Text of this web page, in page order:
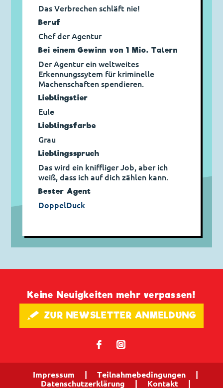
Das Verbrechen schläft nie!
Beruf
Chef der Agentur
Bei einem Gewinn von 1 Mio. Talern
Der Agentur ein weltweites
Erkennungssytem für kriminelle
Machenschaften spendieren.
Lieblingstier
Eule
Lieblingsfarbe
Grau
Lieblings­spruch
Das wird ein kniffliger Job, aber ich
weiß, dass ich auf dich zählen kann.
Bester Agent
DoppelDuck
Keine Neuigkeiten mehr verpassen!
🖋 ZUR NEWSLETTER ANMELDUNG
𝖿 📷
Impressum Teilnahmebedingungen
Datenschutzerklärung
Kontakt